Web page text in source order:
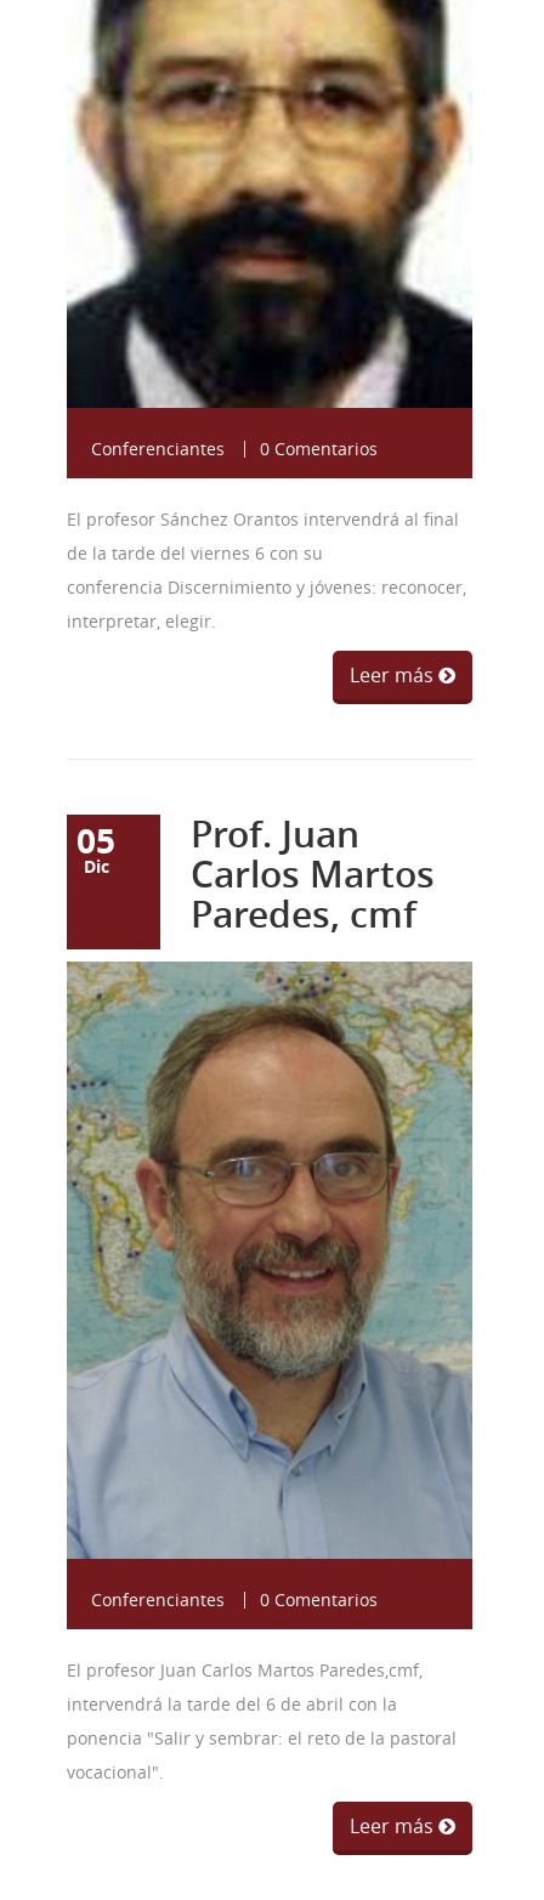
Conferenciantes 0 Comentarios
El profesor Sánchez Orantos intervendrá al final
de la tarde del viernes 6 con su
conferencia Discernimiento y jóvenes: reconocer,
interpretar, elegir.
Leer más
05
Dic
Prof. Juan
Carlos Martos
Paredes, cmf
Conferenciantes 0 Comentarios
El profesor Juan Carlos Martos Paredes,cmf,
intervendrá la tarde del 6 de abril con la
ponencia "Salir y sembrar: el reto de la pastoral
vocacional".
Leer más